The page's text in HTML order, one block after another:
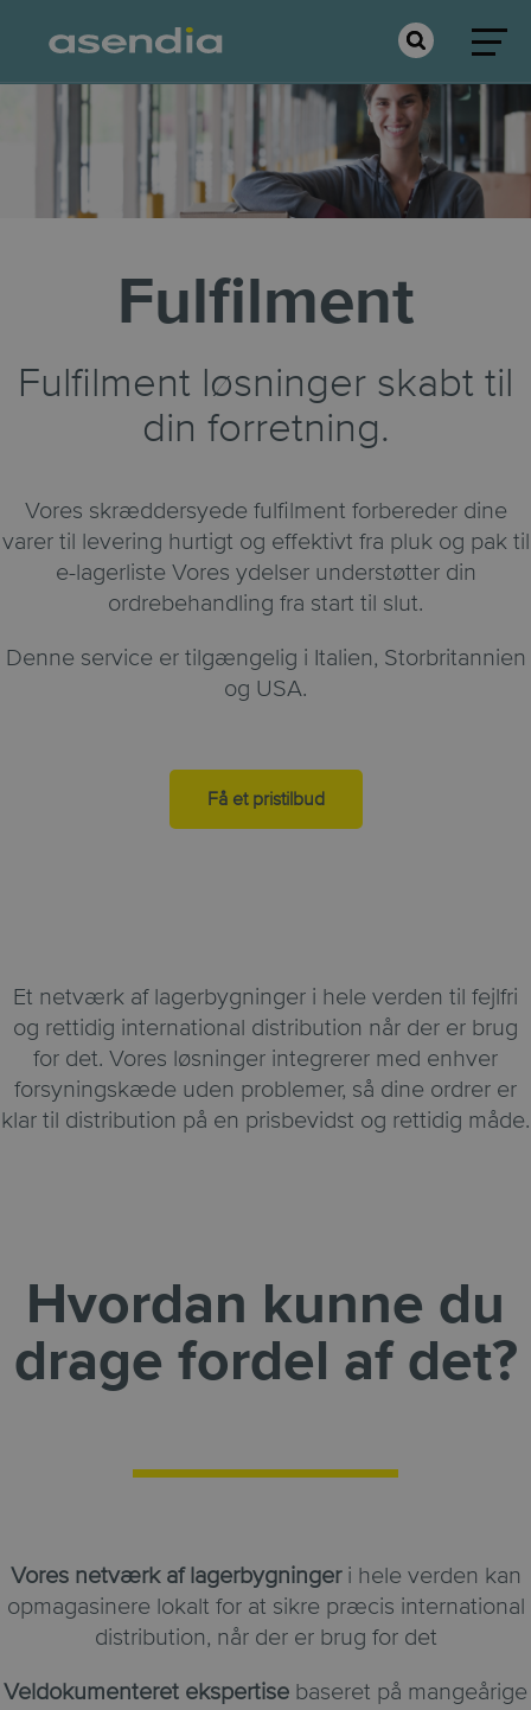
Fulfilment
Fulfilment løsninger skabt til
din forretning.
Vores skræddersyede fulfilment forbereder dine
varer til levering hurtigt og effektivt fra pluk og pak til
e-lagerliste Vores ydelser understøtter din
ordrebehandling fra start til slut.
Denne service er tilgængelig i Italien, Storbritannien
og USA.
Få et pristilbud
Et netværk af lagerbygninger i hele verden til fejlfri
og rettidig international distribution når der er brug
for det. Vores løsninger integrerer med enhver
forsyningskæde uden problemer, så dine ordrer er
klar til distribution på en prisbevidst og rettidig måde.
Hvordan kunne du
drage fordel af det?
Vores netværk af lagerbygningeri hele verden kan
opmagasinere lokalt for at sikre præcis international
distribution, når der er brug for det
Veldokumenteret ekspertise baseret på mangeårige